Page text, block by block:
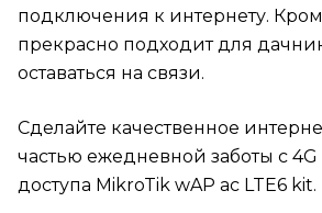
подключения к интернету.
прекрасно подходит для
оставаться на связи.
Сделайте качественное
частью ежедневной заботы с 4G
доступа MikroTik wAP ac LTE6 kit.